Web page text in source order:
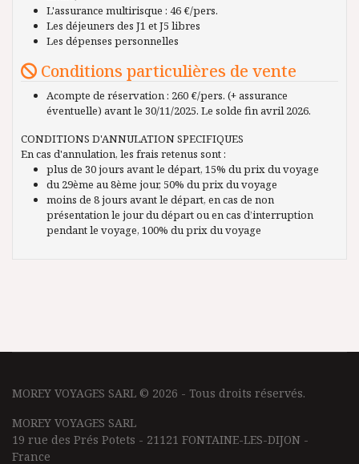
L'assurance multirisque : 46 €/pers.
Les déjeuners des J1 et J5 libres
Les dépenses personnelles
Conditions particulières de vente
Acompte de réservation : 260 €/pers. (+ assurance
éventuelle) avant le 30/11/2025. Le solde fin avril 2026.
CONDITIONS D'ANNULATION SPECIFIQUES
En cas d'annulation, les frais retenus sont :
plus de 30 jours avant le départ, 15% du prix du voyage
du 29ème au 8ème jour, 50% du prix du voyage
moins de 8 jours avant le départ, en cas de non
présentation le jour du départ ou en cas d’interruption
pendant le voyage, 100% du prix du voyage
MOREY VOYAGES SARL © 2026 - Tous droits réservés.
MOREY VOYAGES SARL
19 rue des Prés Potets - 21121 FONTAINE-LES-DIJON -
France